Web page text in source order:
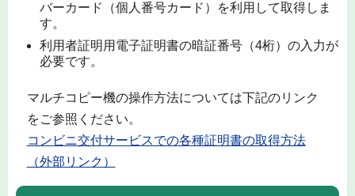
バーカード（個人番号カード）を利用して取得しま
す。
利用者証明用電子証明書の暗証番号（4桁）の入力が
必要です。
マルチコピー機の操作方法については下記のリンク
をご参照ください。
コンビニ交付サービスでの各種証明書の取得方法
（外部リンク）